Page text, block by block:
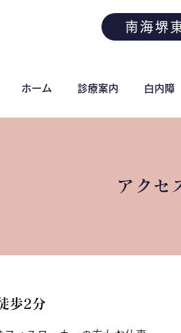
南海堺
ホーム 診療案内 白内障
アクセ
歩2分